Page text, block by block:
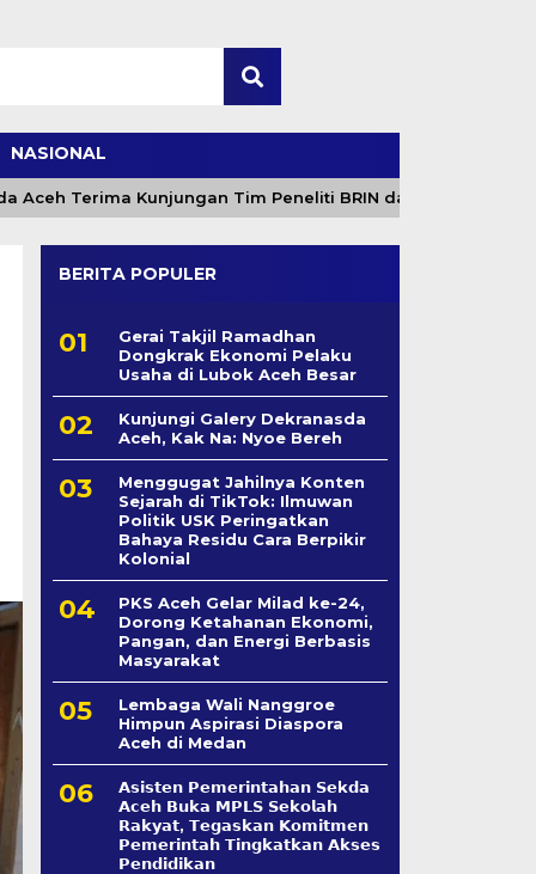
NASIONAL
Terima Kunjungan Tim Peneliti BRIN dan ICA, Bahas
BERITA POPULER
Gerai Takjil Ramadhan
Dongkrak Ekonomi Pelaku
Usaha di Lubok Aceh Besar
Kunjungi Galery Dekranasda
Aceh, Kak Na: Nyoe Bereh
Menggugat Jahilnya Konten
Sejarah di TikTok: Ilmuwan
Politik USK Peringatkan
Bahaya Residu Cara Berpikir
Kolonial
PKS Aceh Gelar Milad ke-24,
Dorong Ketahanan Ekonomi,
Pangan, dan Energi Berbasis
Masyarakat
Lembaga Wali Nanggroe
Himpun Aspirasi Diaspora
Aceh di Medan
𝗔𝘀𝗶𝘀𝘁𝗲𝗻 𝗣𝗲𝗺𝗲𝗿𝗶𝗻𝘁𝗮𝗵𝗮𝗻 𝗦𝗲k𝗱𝗮
𝗔𝗰𝗲𝗵 𝗕𝘂𝗸𝗮 𝗠𝗣𝗟𝗦 𝗦𝗲𝗸𝗼𝗹𝗮𝗵
𝗥𝗮𝗸𝘆𝗮𝘁, 𝗧𝗲𝗴𝗮𝘀𝗸𝗮𝗻 𝗞𝗼𝗺𝗶𝘁𝗺𝗲𝗻
𝗣𝗲𝗺𝗲𝗿𝗶𝗻𝘁𝗮𝗵 𝗧𝗶𝗻𝗴𝗸𝗮𝘁𝗸𝗮𝗻 𝗔𝗸𝘀𝗲𝘀
𝗣𝗲𝗻𝗱𝗶𝗱𝗶𝗸𝗮𝗻